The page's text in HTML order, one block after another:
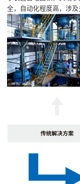
全，自动化程度高，涉及